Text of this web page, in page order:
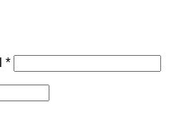
*Richiesto